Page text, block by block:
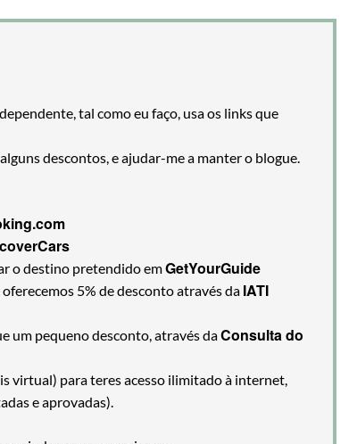
tal como eu faço, usa os links que
descontos, e ajudar-me a manter o blogue.
o destino pretendido emGetYourGuide
5% de desconto através da IATI
um pequeno desconto, através daConsulta do
virtual) para teres acesso ilimitado à internet,
e aprovadas).